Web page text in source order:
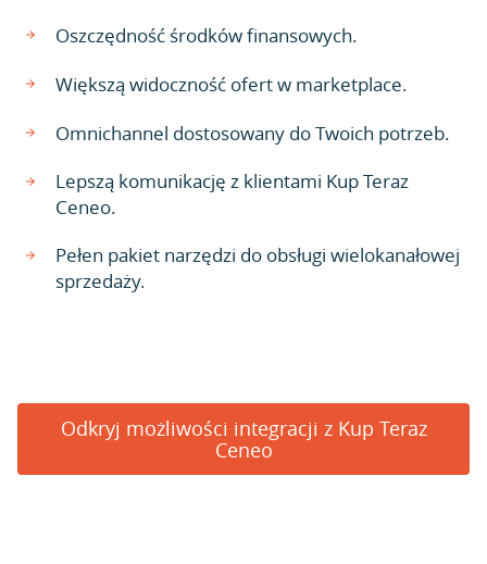
Oszczędność środków finansowych.
Większą widoczność ofert w marketplace.
Omnichannel dostosowany do Twoich potrzeb.
Lepszą komunikację z klientami Kup Teraz
Ceneo.
Pełen pakiet narzędzi do obsługi wielokanałowej
sprzedaży.
Odkryj możliwości integracji z Kup Teraz
Ceneo